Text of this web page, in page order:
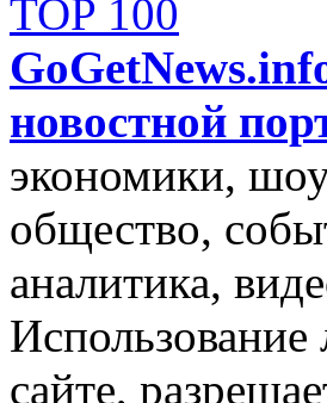
новостной
экономики,
общество,
аналитика,
сайте,